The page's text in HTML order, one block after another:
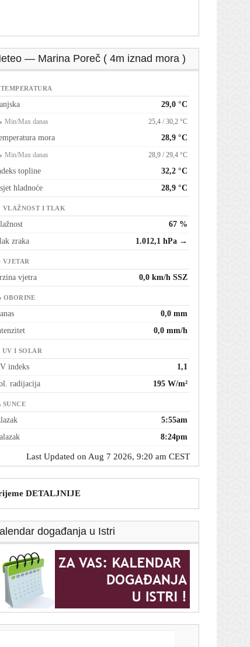
— Marina Poreč ( 4m iznad mora )
29,0 °C
Min/Max danas 25,4 / 30,2 °C
mora 28,9 °C
Min/Max danas 28,9 / 29,4 °C
topline
32,2 °C
hladnoće
28,9 °C
VLAŽNOST I TLAK
67 %
zraka
1.012,1 hPa →
VJETAR
vjetra 0,0 km/h SSZ
OBORINE
0,0 mm
0,0 mm/h
I SOLAR
indeks
1,1
radijacija
195 W/m²
SUNCE
5:55am
8:24pm
Last Updated on Aug 7 2026, 9:20 am CEST
DETALJNIJE
događanja u Istri